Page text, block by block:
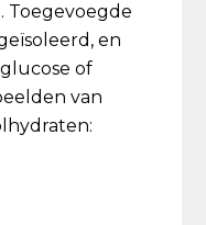
Toegevoegde
en
of
van